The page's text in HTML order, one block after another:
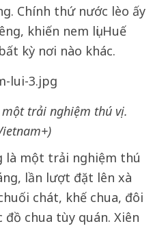
Chính thứ nước lèo ấy
khiến nem lụi Huế
kỳ nơi nào khác.
trải nghiệm thú vị.
là một trải nghiệm thú
lần lượt đặt lên xà
chát, khế chua, đôi
chua tùy quán. Xiên